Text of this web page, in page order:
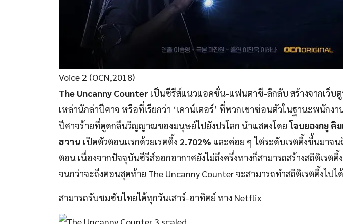
Voice 2 (OCN,2018)
The Uncanny Counter เป็นซีรีส์แนวแอคชั่น-แฟนตาซี-ลึกลับ สร้างจากเว็บตู
เหล่านักล่าปีศาจ หรือที่เรียกว่า ‘เคาน์เตอร์’ ที่พวกเขาซ่อนตัวในฐานะพนักง
ปีศาจร้ายที่ดูดกลืนวิญญาณของมนุษย์ไปยังปรโลก นำแสดงโดยโจบยองกยู คิ
ฮวาน เปิดตัวตอนแรกด้วยเรตติ้ง 2.702% และค่อย ๆ ไต่ระดับเรตติ้งขึ้นมาจน
ตอน เนื่องจากปัจจุบันซีรีส์ออกอากาศยังไม่ถึงครึ่งทางก็สามารถสร้างสถิติเรต
จนกว่าจะถึงตอนสุดท้าย The Uncanny Counter จะสามารถทำสถิติเรตติ้งไปไ
สามารถรับชมซับไทยได้ทุกวันเสาร์-อาทิตย์ ทาง Netflix